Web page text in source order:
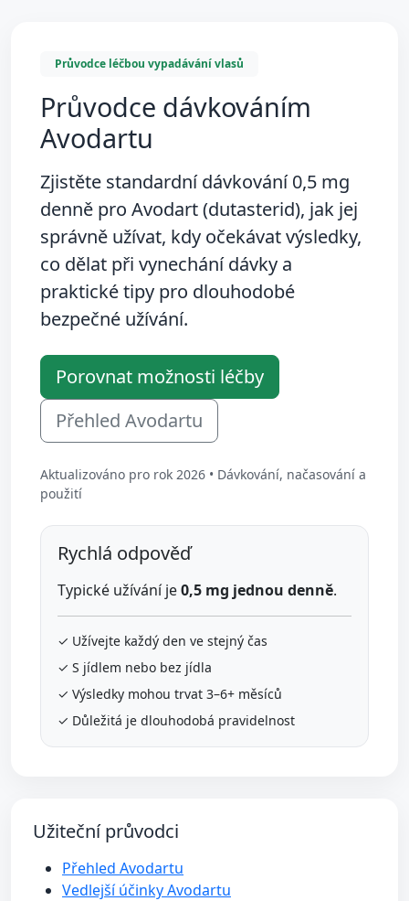
Průvodce léčbou vypadávání vlasů
Průvodce dávkováním
Avodartu
Zjistěte standardnídávkování 0,5 mg
denně pro Avodart (dutasterid), jak jej
správně užívat, kdy očekávat výsledky,
co dělat při vynechání dávky a
praktické tipy pro dlouhodobé
bezpečné užívání.
Porovnat možnosti léčby
Přehled Avodartu
Aktualizováno pro rok 2026 • Dávkování, načasování a
použití
Rychlá odpověď
Typické užívání je0,5 mg jednou denně.
✓ Užívejte každý den ve stejný čas
✓ S jídlem nebo bez jídla
✓ Výsledky mohou trvat 3–6+ měsíců
✓ Důležitá je dlouhodobá pravidelnost
Užiteční průvodci
Přehled Avodartu
Vedlejší účinky Avodartu